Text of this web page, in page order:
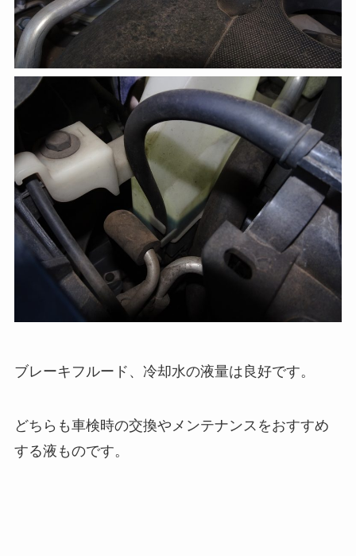
ブレーキフルード、冷却水の液量は良好です。
どちらも車検時の交換やメンテナンスをおすすめ
する液ものです。